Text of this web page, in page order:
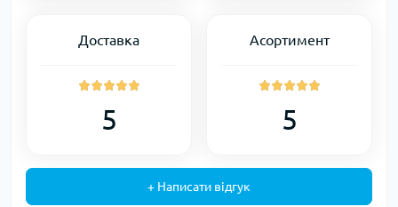
+ Написати відгук
Доставка
5
Асортимент
5